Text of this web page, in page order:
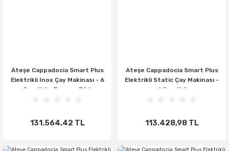
Ateşe Cappadocia Smart Plus
Elektrikli Inox Çay Makinası - 6
Demlikli - Tamamı 304
131.564,42 TL
Ateşe Cappadocia Smart Plus
Elektrikli Static Çay Makinası -
4 Demlikli
113.428,98 TL